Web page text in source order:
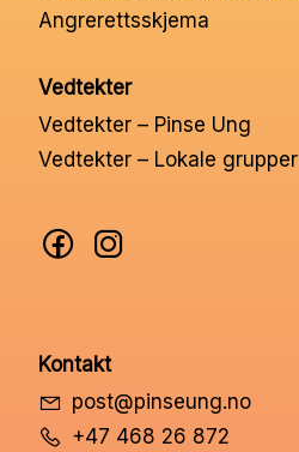
Angrerettsskjema
Vedtekter
Vedtekter – Pinse Ung
Vedtekter – Lokale grupper
Kontakt
post@pinseung.no
+47 468 26 872
Kontakt oss
Medlemssystem
Min konto